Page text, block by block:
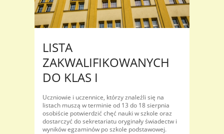
LISTA
ZAKWALIFIKOWANYCH
DO KLAS I
Uczniowie i uczennice, którzy znaleźli się na
listach muszą w terminie od 13 do 18 sierpnia
osobiście potwierdzić chęć nauki w szkole oraz
dostarczyć do sekretariatu oryginały świadectw i
wyników egzaminów po szkole podstawowej.